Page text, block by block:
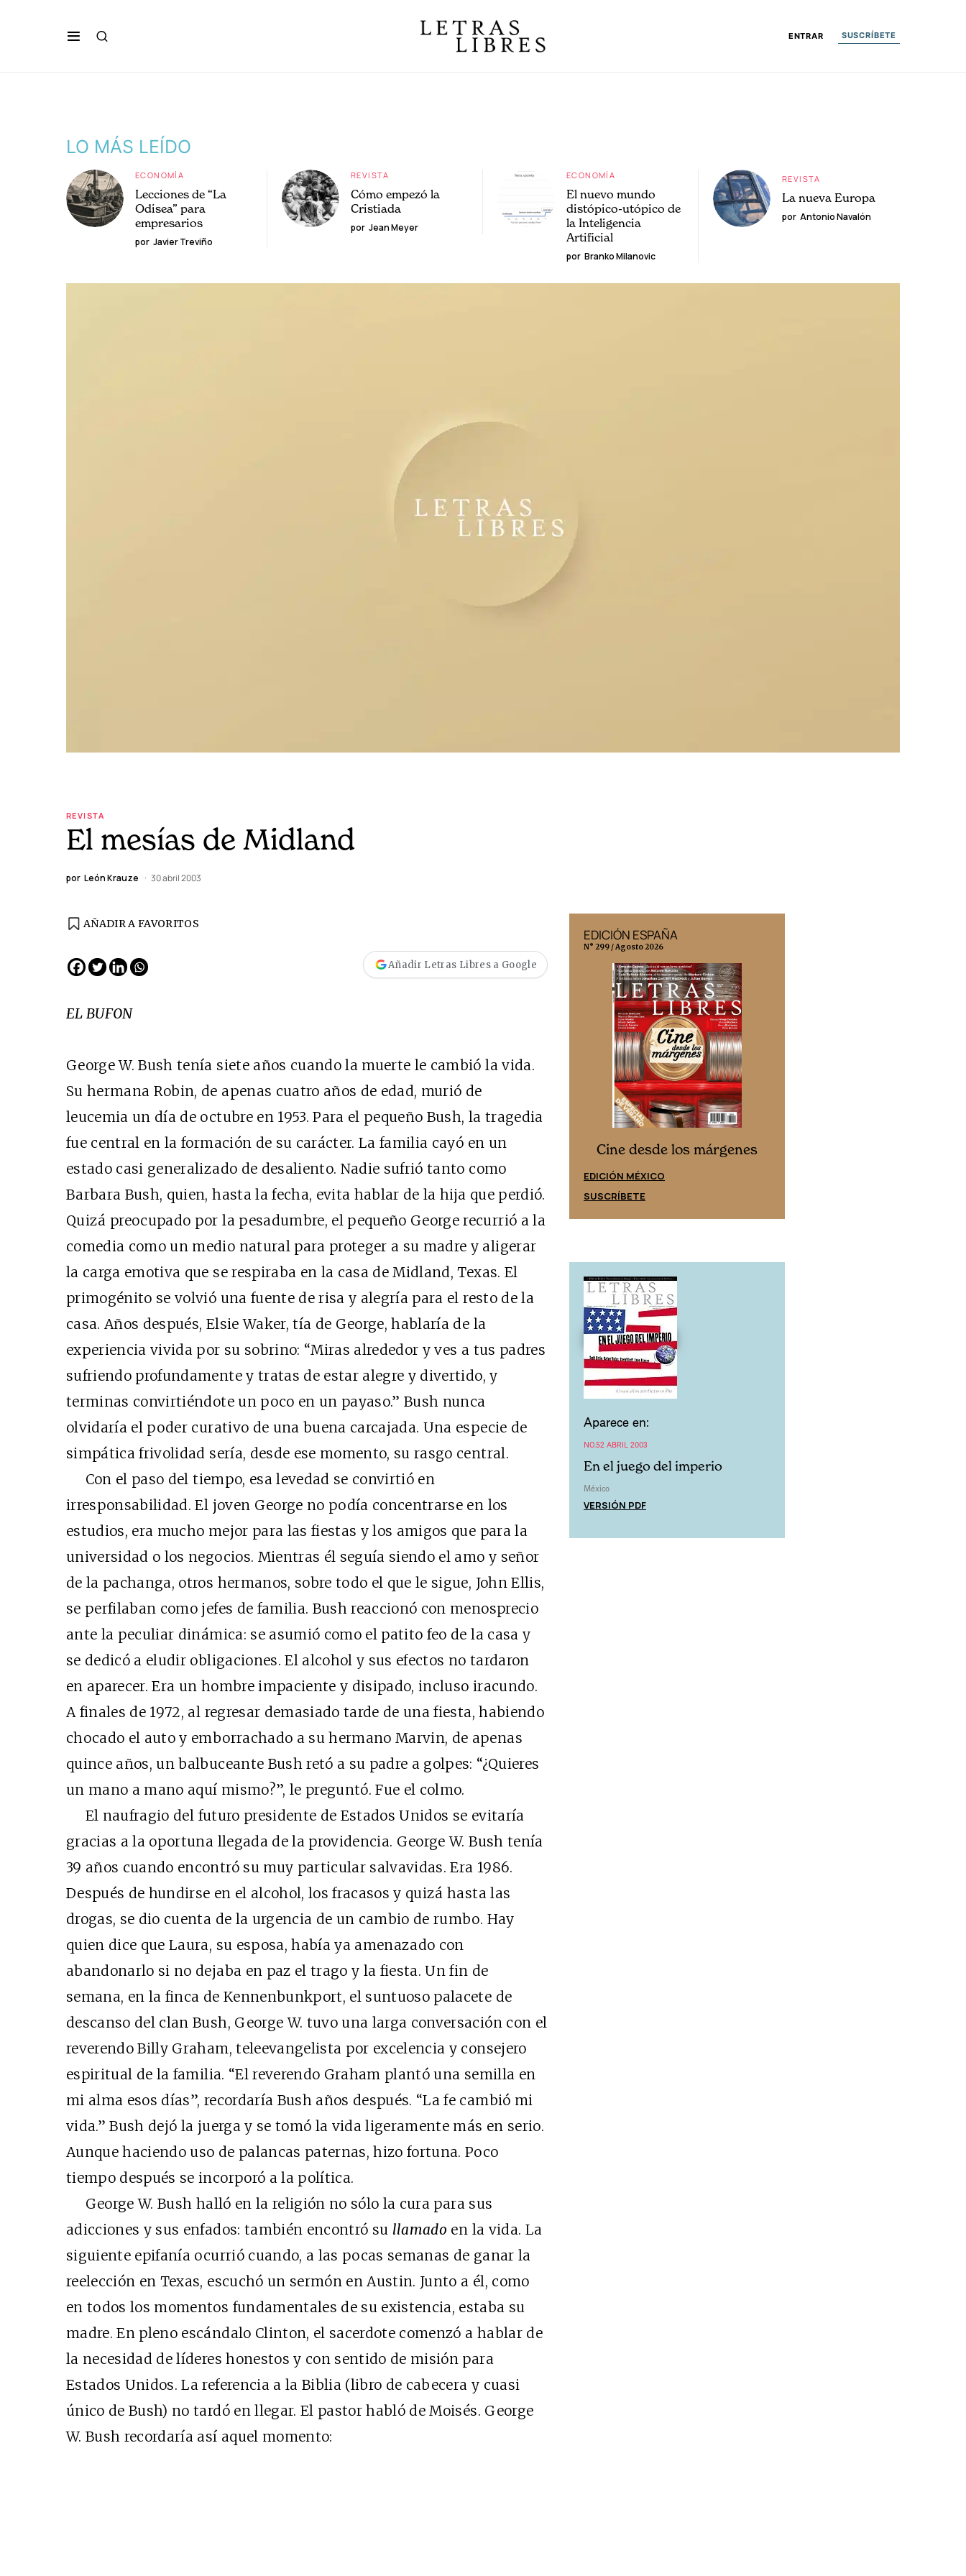
ENTRAR SUSCRÍBETE
LO MÁS LEÍDO
ECONOMÍA
Lecciones de “La
Odisea” para
empresarios
por Javier Treviño
REVISTA
Cómo empezó la
Cristiada
por Jean Meyer
ECONOMÍA
El nuevo mundo
distópico-utópico de
la Inteligencia
Artificial
por Branko Milanovic
REVISTA
La nueva Europa
por Antonio Navalón
REVISTA
El mesías de Midland
por León Krauze 30 abril 2003
AÑADIR A FAVORITOS
Añadir Letras Libres a Google
EL BUFON
George W. Bush tenía siete años cuando la muerte le cambió la vida.
Su hermana Robin, de apenas cuatro años de edad, murió de
leucemia un día de octubre en 1953. Para el pequeño Bush, la tragedia
fue central en la formación de su carácter. La familia cayó en un
estado casi generalizado de desaliento. Nadie sufrió tanto como
Barbara Bush, quien, hasta la fecha, evita hablar de la hija que perdió.
Quizá preocupado por la pesadumbre, el pequeño George recurrió a la
comedia como un medio natural para proteger a su madre y aligerar
la carga emotiva que se respiraba en la casa de Midland, Texas. El
primogénito se volvió una fuente de risa y alegría para el resto de la
casa. Años después, Elsie Waker, tía de George, hablaría de la
experiencia vivida por su sobrino: “Miras alrededor y ves a tus padres
sufriendo profundamente y tratas de estar alegre y divertido, y
terminas convirtiéndote un poco en un payaso.” Bush nunca
olvidaría el poder curativo de una buena carcajada. Una especie de
simpática frivolidad sería, desde ese momento, su rasgo central.
Con el paso del tiempo, esa levedad se convirtió en
irresponsabilidad. El joven George no podía concentrarse en los
estudios, era mucho mejor para las fiestas y los amigos que para la
universidad o los negocios. Mientras él seguía siendo el amo y señor
de la pachanga, otros hermanos, sobre todo el que le sigue, John Ellis,
se perfilaban como jefes de familia. Bush reaccionó con menosprecio
ante la peculiar dinámica: se asumió como el patito feo de la casa y
se dedicó a eludir obligaciones. El alcohol y sus efectos no tardaron
en aparecer. Era un hombre impaciente y disipado, incluso iracundo.
A finales de 1972, al regresar demasiado tarde de una fiesta, habiendo
chocado el auto y emborrachado a su hermano Marvin, de apenas
quince años, un balbuceante Bush retó a su padre a golpes: “¿Quieres
un mano a mano aquí mismo?”, le preguntó. Fue el colmo.
El naufragio del futuro presidente de Estados Unidos se evitaría
gracias a la oportuna llegada de la providencia. George W. Bush tenía
39 años cuando encontró su muy particular salvavidas. Era 1986.
Después de hundirse en el alcohol, los fracasos y quizá hasta las
drogas, se dio cuenta de la urgencia de un cambio de rumbo. Hay
quien dice que Laura, su esposa, había ya amenazado con
abandonarlo si no dejaba en paz el trago y la fiesta. Un fin de
semana, en la finca de Kennenbunkport, el suntuoso palacete de
descanso del clan Bush, George W. tuvo una larga conversación con el
reverendo Billy Graham, teleevangelista por excelencia y consejero
espiritual de la familia. “El reverendo Graham plantó una semilla en
mi alma esos días”, recordaría Bush años después. “La fe cambió mi
vida.” Bush dejó la juerga y se tomó la vida ligeramente más en serio.
Aunque haciendo uso de palancas paternas, hizo fortuna. Poco
tiempo después se incorporó a la política.
George W. Bush halló en la religión no sólo la cura para sus
adicciones y sus enfados: también encontró su llamado en la vida. La
siguiente epifanía ocurrió cuando, a las pocas semanas de ganar la
reelección en Texas, escuchó un sermón en Austin. Junto a él, como
en todos los momentos fundamentales de su existencia, estaba su
madre. En pleno escándalo Clinton, el sacerdote comenzó a hablar de
la necesidad de líderes honestos y con sentido de misión para
Estados Unidos. La referencia a la Biblia (libro de cabecera y cuasi
único de Bush) no tardó en llegar. El pastor habló de Moisés. George
W. Bush recordaría así aquel momento:
Cine desde los márgenes
EDICIÓN MÉXICO
SUSCRÍBETE
Cine desde los márgenes
EDICIÓN ESPAÑA
SUSCRÍBETE
EDICIÓN ESPAÑA
N° 299 / Agosto 2026
Cine desde los márgenes
EDICIÓN MÉXICO
SUSCRÍBETE
Aparece en:
NO.52 ABRIL 2003
En el juego del imperio
México
VERSIÓN PDF